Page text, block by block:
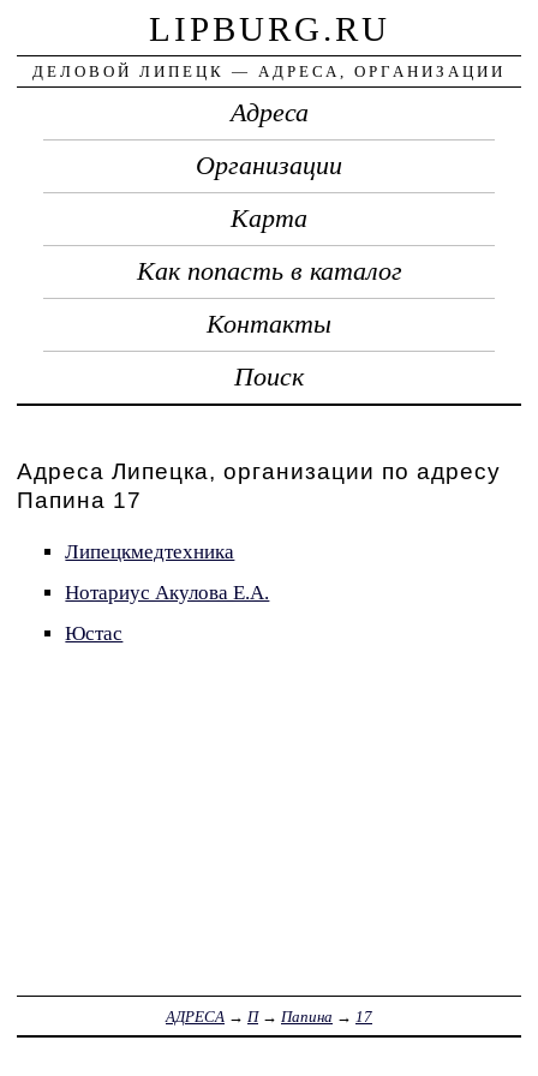
LIPBURG.RU
ДЕЛОВОЙ ЛИПЕЦК — АДРЕСА, ОРГАНИЗАЦИИ
Адреса
Организации
Карта
Как попасть в каталог
Контакты
Поиск
Адреса Липецка, организации по адресу
Папина 17
Липецкмедтехника
Нотариус Акулова Е.А.
Юстас
АДРЕСА → П→ Папина → 17